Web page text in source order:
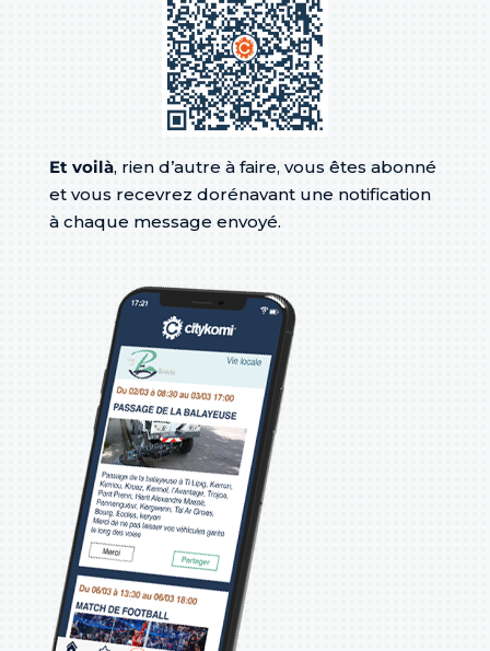
Et voilà, rien d’autre à faire, vous êtes abonné
et vous recevrez dorénavant une notification
à chaque message envoyé.